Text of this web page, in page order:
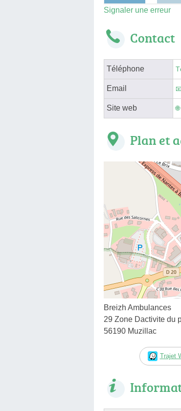
Signaler une erreur
Contact
Téléphone
Email
Site web
Plan et
Breizh Ambulances
29 Zone Dactivite du
56190 Muzillac
Trajet